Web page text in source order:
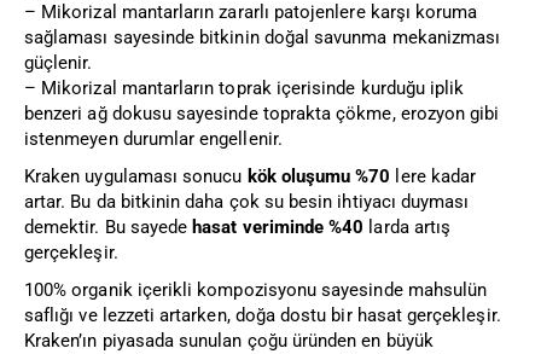
– Mikorizal mantarların zararlı patojenlere karşı koruma
sağlaması sayesinde bitkinin doğal savunma mekanizması
güçlenir.
– Mikorizal mantarların toprak içerisinde kurduğu iplik
benzeri ağ dokusu sayesinde toprakta çökme, erozyon gibi
istenmeyen durumlar engellenir.
Kraken uygulaması sonucu kök oluşumu %70 lere kadar
artar. Bu da bitkinin daha çok su besin ihtiyacı duyması
demektir. Bu sayede hasat veriminde %40 larda artış
gerçekleşir.
100% organik içerikli kompozisyonu sayesinde mahsulün
saflığı ve lezzeti artarken, doğa dostu bir hasat gerçekleşir.
Kraken’ın piyasada sunulan çoğu üründen en büyük